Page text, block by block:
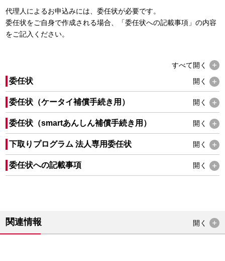
代理人によるお申込みには、委任状が必要です。
委任状をご自身で作成される場合、「委任状への記載事項」の内容
をご記入ください。
すべて開く
委任状 開く
委任状（ケータイ補償手続き用） 開く
委任状（smartあんしん補償手続き用） 開く
下取りプログラム 法人専用委任状 開く
委任状への記載事項 開く
関連情報 開く